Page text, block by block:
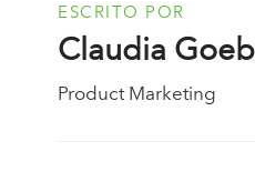
ESCRITO POR
Claudia
Product Marketing